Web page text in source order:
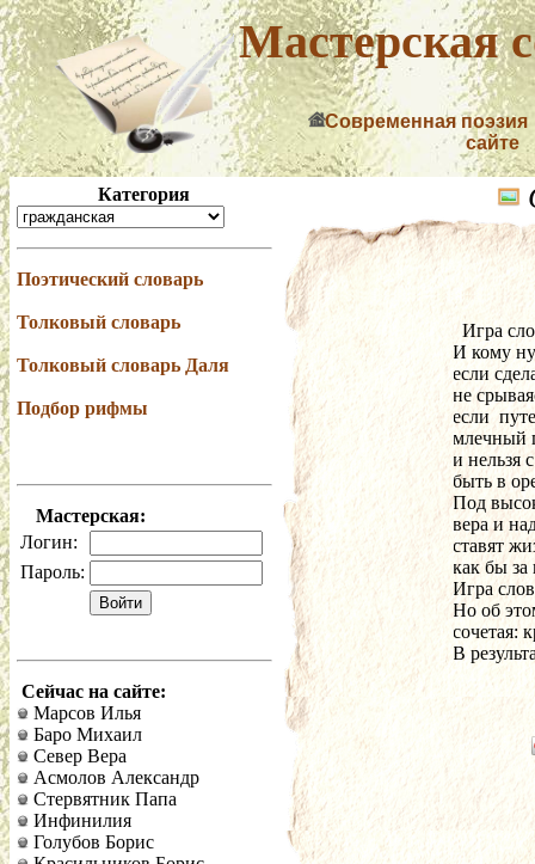
Мастерская
Современная поэзия
сайте
Категория
Поэтический словарь
Толковый словарь
Толковый словарь Даля
Подбор рифмы
Мастерская:
Логин:
Пароль:
Сейчас на сайте:
Марсов Илья
Баро Михаил
Север Вера
Асмолов Александр
Стервятник Папа
Инфинилия
Голубов Борис
Игра
И кому
если
не
если
млечный
и нельзя
быть в
Под
вера и
ставят
как бы за
Игра
Но об
сочетая:
В